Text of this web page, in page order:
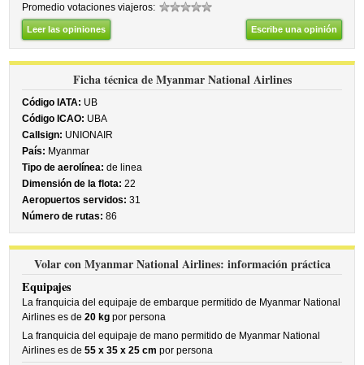
Promedio votaciones viajeros:
Leer las opiniones Escribe una opinión
Ficha técnica de Myanmar National Airlines
Código IATA: UB
Código ICAO: UBA
Callsign: UNIONAIR
País: Myanmar
Tipo de aerolínea: de linea
Dimensión de la flota: 22
Aeropuertos servidos: 31
Número de rutas: 86
Volar con Myanmar National Airlines: información práctica
Equipajes
La franquicia del equipaje de embarque permitido de Myanmar National
Airlines es de20 kg por persona
La franquicia del equipaje de mano permitido de Myanmar National
Airlines es de55 x 35 x 25 cm por persona